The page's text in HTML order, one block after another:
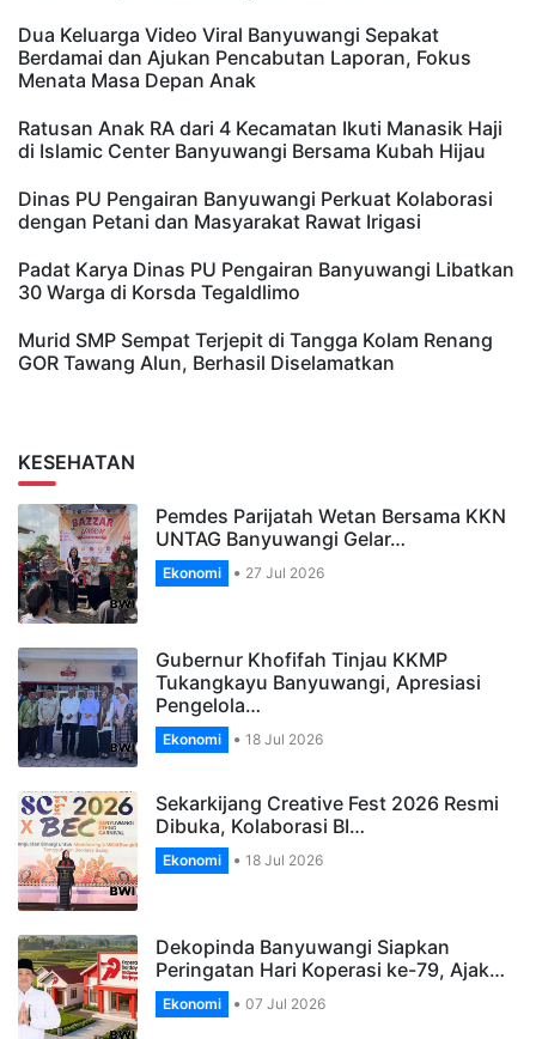
Dua Keluarga Video Viral Banyuwangi Sepakat
Berdamai dan Ajukan Pencabutan Laporan, Fokus
Menata Masa Depan Anak
Ratusan Anak RA dari 4 Kecamatan Ikuti Manasik Haji
di Islamic Center Banyuwangi Bersama Kubah Hijau
Dinas PU Pengairan Banyuwangi Perkuat Kolaborasi
dengan Petani dan Masyarakat Rawat Irigasi
Padat Karya Dinas PU Pengairan Banyuwangi Libatkan
30 Warga di Korsda Tegaldlimo
Murid SMP Sempat Terjepit di Tangga Kolam Renang
GOR Tawang Alun, Berhasil Diselamatkan
KESEHATAN
Pemdes Parijatah Wetan Bersama KKN
UNTAG Banyuwangi Gelar…
Ekonomi 27 Jul 2026
Gubernur Khofifah Tinjau KKMP
Tukangkayu Banyuwangi, Apresiasi
Pengelola…
Ekonomi 18 Jul 2026
Sekarkijang Creative Fest 2026 Resmi
Dibuka, Kolaborasi BI…
Ekonomi 18 Jul 2026
Dekopinda Banyuwangi Siapkan
Peringatan Hari Koperasi ke-79, Ajak…
Ekonomi 07 Jul 2026